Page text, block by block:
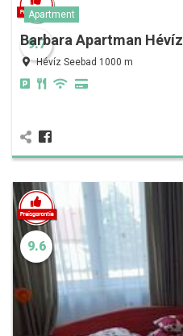
9.7
Apartment
Barbara Apartman Hévíz
Hévíz Seebad 1000 m
9.6